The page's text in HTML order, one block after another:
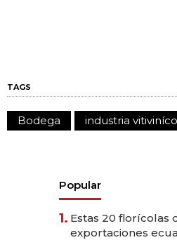
TAGS
Bodega industria
Popular
1. Estas 20 florícolas
exportaciones